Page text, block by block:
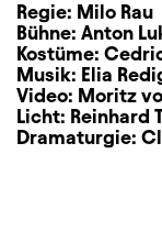
Regie: Milo Rau
Bühne: Anton
Kostüme:
Musik: Elia
Video: Moritz
Licht: Reinhard
Dramaturgie: